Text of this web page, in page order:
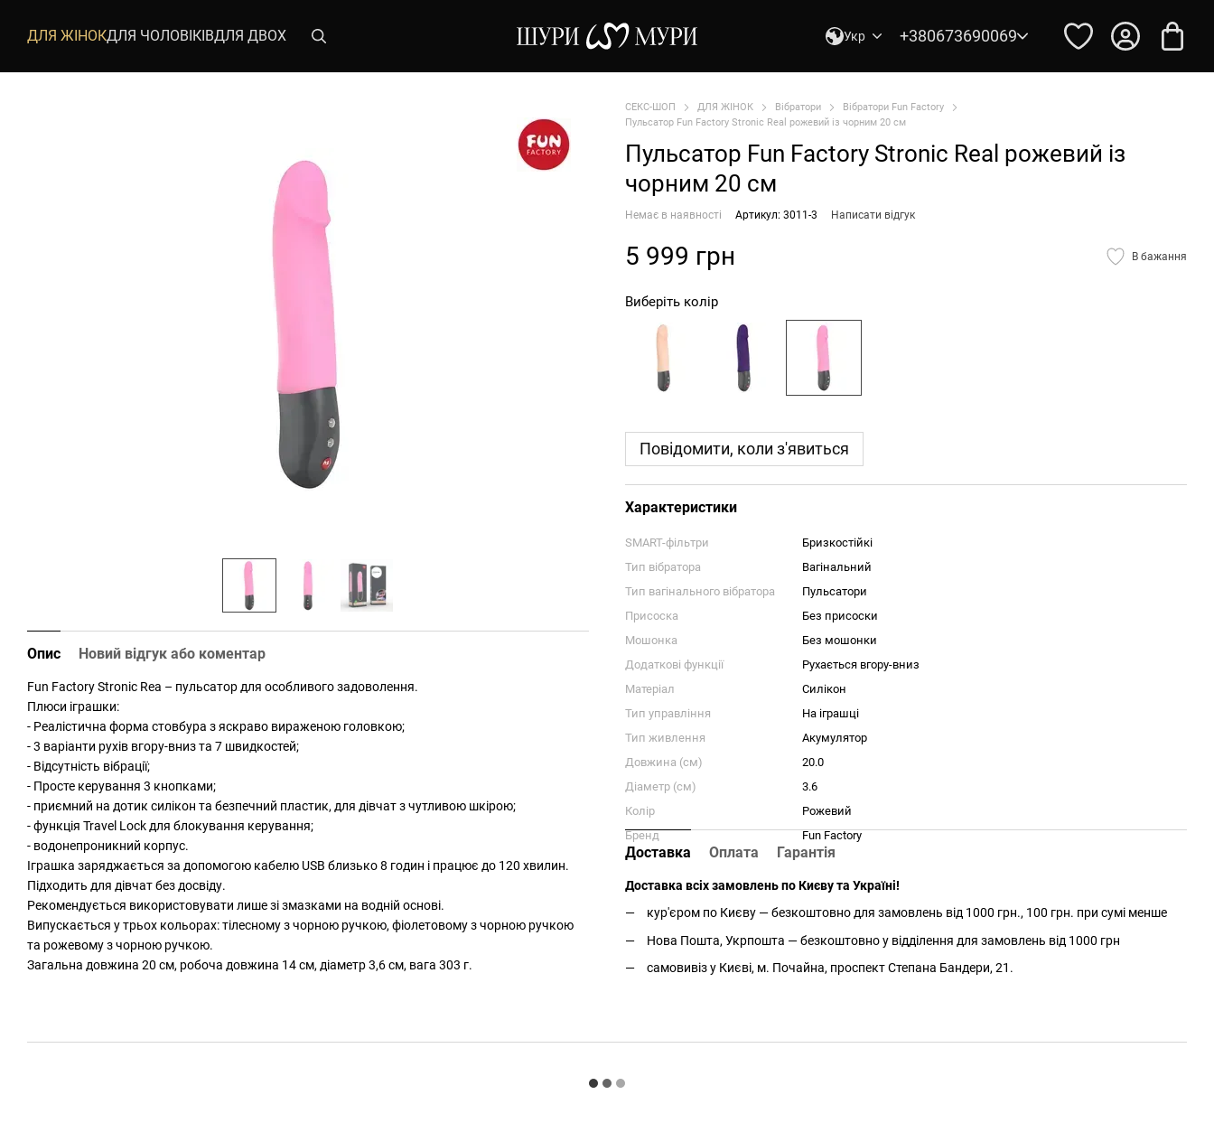
ДЛЯ ЖІНОКДЛЯ ЧОЛОВІКІВДЛЯ ДВОХ Укр +380673690069
Опис Новий відгук або коментар
Fun Factory Stroniс Rea – пульсатор для особливого задоволення.
Плюси іграшки:
- Реалістична форма стовбура з яскраво вираженою головкою;
- 3 варіанти рухів вгору-вниз та 7 швидкостей;
- Відсутність вібрації;
- Просте керування 3 кнопками;
- приємний на дотик силікон та безпечний пластик, для дівчат з чутливою шкірою;
- функція Travel Lock для блокування керування;
- водонепроникний корпус.
Іграшка заряджається за допомогою кабелю USB близько 8 годин і працює до 120 хвилин.
Підходить для дівчат без досвіду.
Рекомендується використовувати лише зі змазками на водній основі.
Випускається у трьох кольорах: тілесному з чорною ручкою, фіолетовому з чорною ручкою
та рожевому з чорною ручкою.
Загальна довжина 20 см, робоча довжина 14 см, діаметр 3,6 см, вага 303 г.
СЕКС-ШОП ДЛЯ ЖІНОК Вібратори
Вібратори Fun Factory
Пульсатор Fun Factory Stroniс Real рожевий із чорним 20 см
Пульсатор Fun Factory Stroniс Real рожевий із
чорним 20 см
Немає в наявності Артикул: 3011-3 Написати відгук
5 999 грн В бажання
Виберіть колір
Повідомити, коли з'явиться
Характеристики
SMART-фільтри
Бризкостійкі
Тип вібратора
Вагінальний
Тип вагінального вібратора
Пульсатори
Присоска
Без присоски
Мошонка
Без мошонки
Додаткові функції
Рухається вгору-вниз
Матеріал
Силікон
Тип управління
На іграшці
Тип живлення
Акумулятор
Довжина (см)
20.0
Діаметр (см)
3.6
Колір
Рожевий
Бренд
Fun Factory
Доставка Оплата Гарантія
Доставка всіх замовлень по Києву та Україні!
кур'єром по Києву — безкоштовно для замовлень від 1000 грн., 100 грн. при сумі менше
Нова Пошта, Укрпошта — безкоштовно у відділення для замовлень від 1000 грн
самовивіз у Києві, м. Почайна, проспект Степана Бандери, 21.